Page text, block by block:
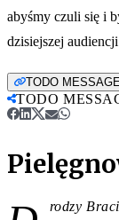
abyśmy czuli się i
dzisiejszej
TODO MESSAGE
TODO
rodzy